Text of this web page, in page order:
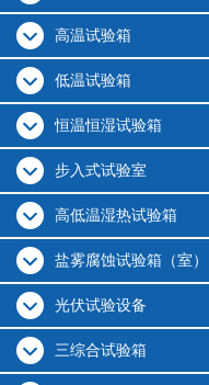
高温试验箱
低温试验箱
恒温恒湿试验箱
步入式试验室
高低温湿热试验箱
盐雾腐蚀试验箱（室）
光伏试验设备
三综合试验箱